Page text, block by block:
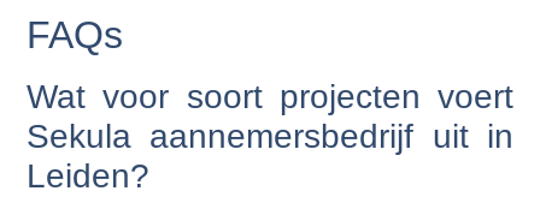
FAQs
Wat voor soort projecten voert
Sekula aannemersbedrijf uit in
Leiden?